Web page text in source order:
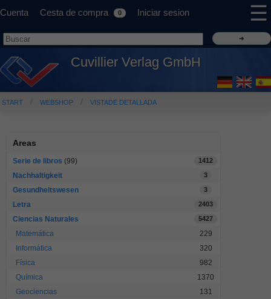
Cuenta Cesta de compra 0 Iniciar sesion ☰
Cuvillier Verlag GmbH
START WEBSHOP VISTADE DETALLADA
Areas
Serie de libros (99) 1412
Nachhaltigkeit 3
Gesundheitswesen 3
Letra 2403
Ciencias Naturales 5427
Matemática
229
Informática
320
Física
982
Química
1370
Geociencias
131